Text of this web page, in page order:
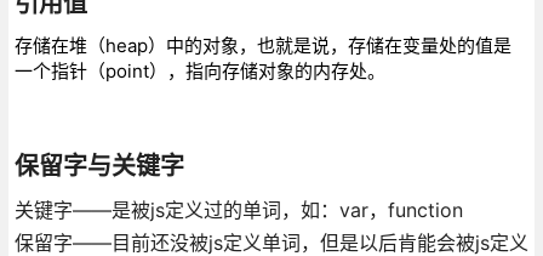
存储在堆（heap）中的对象，也就是说，存储在变量处的值是
一个指针（point），指向存储对象的内存处。
保留字与关键字
关键字——是被js定义过的单词，如：var，function
保留字——目前还没被js定义单词，但是以后肯能会被js定义